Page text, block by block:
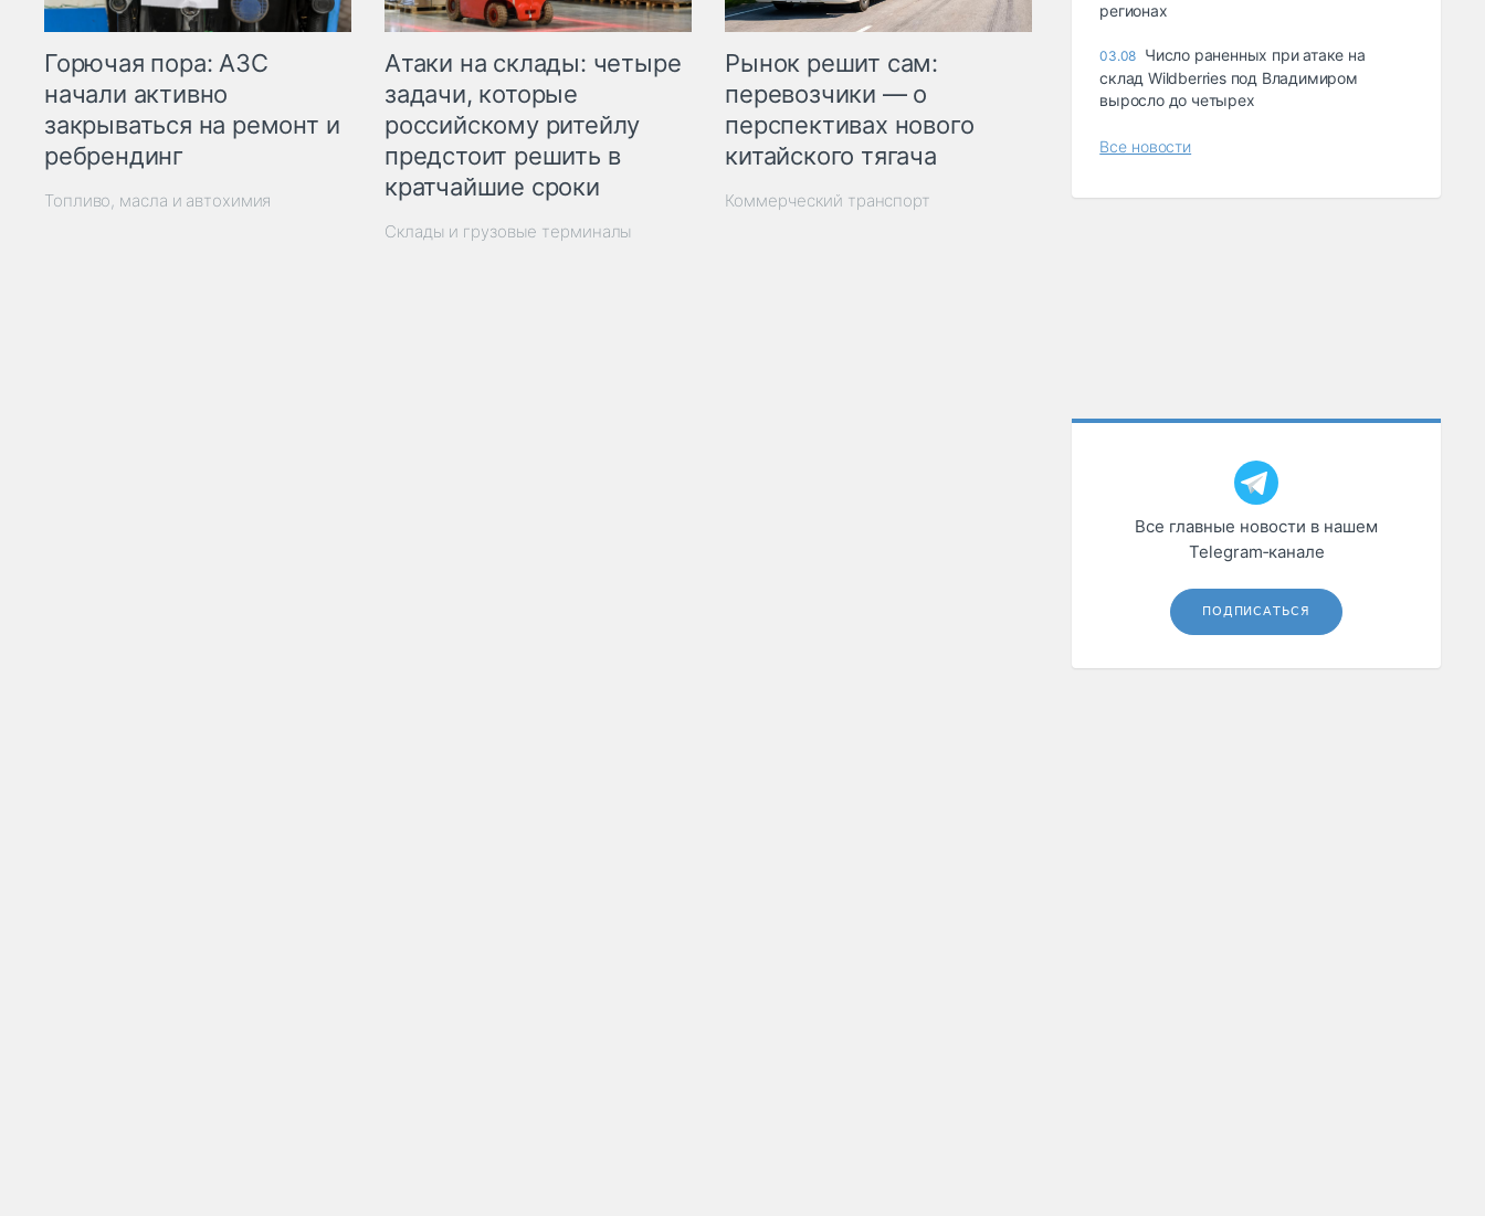
Горючая пора: АЗС
начали активно
закрываться на ремонт и
ребрендинг
Топливо, масла и автохимия
Атаки на склады: четыре
задачи, которые
российскому ритейлу
предстоит решить в
кратчайшие сроки
Склады и грузовые терминалы
Рынок решит сам:
перевозчики — о
перспективах нового
китайского тягача
Коммерческий транспорт
регионах
03.08 Число раненных при атаке на
склад Wildberries под Владимиром
выросло до четырех
Все новости
Все главные новости в нашем
Telegram‑канале
ПОДПИСАТЬСЯ